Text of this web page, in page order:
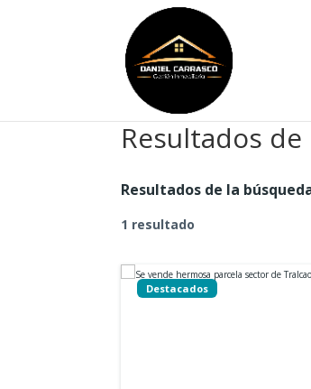
Resultados
Resultados de la
1 resultado
Destacados